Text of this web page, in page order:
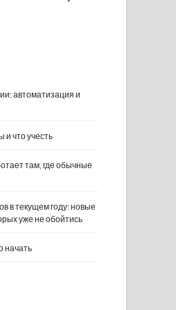
автоматизация и
и что учесть
там, где обычные
в текущем году: новые
уже не обойтись
начать